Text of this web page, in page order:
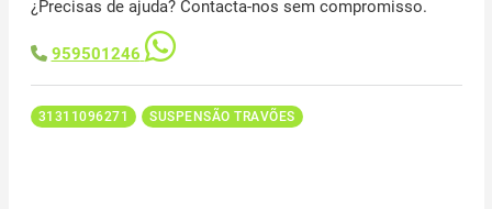
¿Precisas de ajuda? Contacta-nos sem compromisso.
959501246
31311096271 SUSPENSÃO TRAVÕES